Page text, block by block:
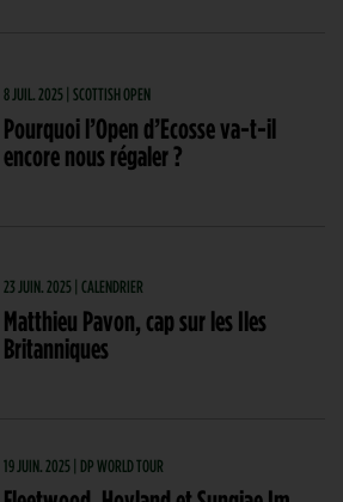
8 JUIL. 2025 | SCOTTISH OPEN
Pourquoi l’Open d’Ecosse va-t-il
encore nous régaler ?
23 JUIN. 2025 | CALENDRIER
Matthieu Pavon, cap sur les Iles
Britanniques
19 JUIN. 2025 | DP WORLD TOUR